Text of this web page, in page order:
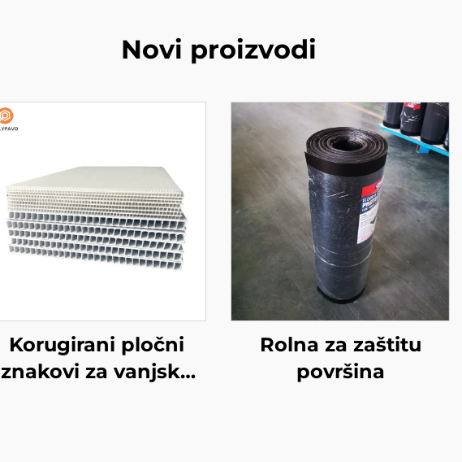
Novi proizvodi
Korugirani pločni
znakovi za vanjsku
Rolna za zaštitu
površina